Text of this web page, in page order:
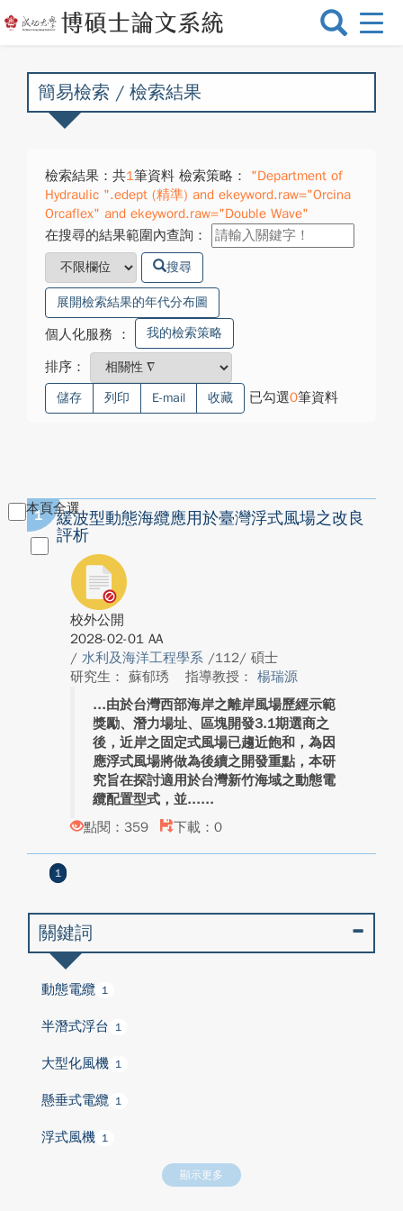
選
換
簡易檢索 / 檢索結果
檢索結果：共1筆資料 檢索策略：
"Department of
Hydraulic ".edept (精準) and ekeyword.raw="Orcina
Orcaflex" and ekeyword.raw="Double Wave"
在搜尋的結果範圍內查詢：
搜尋
展開檢索結果的年代分布圖
個人化服務 ： 我的檢索策略
排序：
儲存 列印 E-mail 收藏 已勾選0筆資料
本頁全選
1
緩波型動態海纜應用於臺灣浮式風場之改良
評析
校外公開
2028-02-01 AA
/ 水利及海洋工程學系 /112/ 碩士
研究生： 蘇郁琇
指導教授： 楊瑞源
由於台灣西部海岸之離岸風場歷經示範
獎勵、潛力場址、區塊開發3.1期選商之
後，近岸之固定式風場已趨近飽和，為因
應浮式風場將做為後續之開發重點，本研
究旨在探討適用於台灣新竹海域之動態電
纜配置型式，並...
點閱：359
下載：0
1
關鍵詞
動態電纜 1
半潛式浮台 1
大型化風機 1
懸垂式電纜 1
浮式風機 1
顯示更多